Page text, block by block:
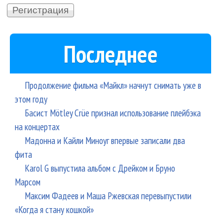
Последнее
Продолжение фильма «Майкл» начнут снимать уже в
этом году
Басист Mötley Crüe признал использование плейбэка
на концертах
Мадонна и Кайли Миноуг впервые записали два
фита
Karol G выпустила альбом с Дрейком и Бруно
Марсом
Максим Фадеев и Маша Ржевская перевыпустили
«Когда я стану кошкой»